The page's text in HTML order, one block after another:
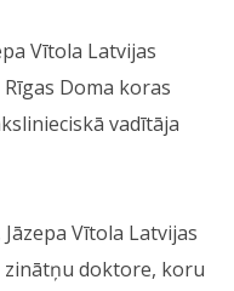
Vītola Latvijas
Doma koras
vadītāja
Vītola Latvijas
zinātņu doktore, koru